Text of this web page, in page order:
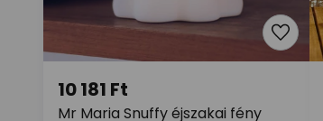
Mr Maria Snuffy éjszakai fény
10 181 Ft